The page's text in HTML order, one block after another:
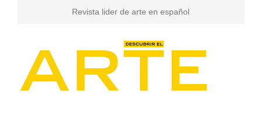
Revista lider de arte en español